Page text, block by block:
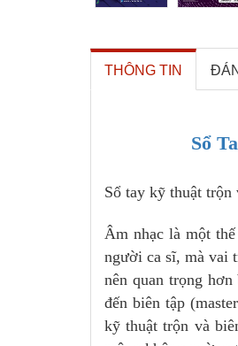
THÔNG TIN
Sổ
Sổ tay kỹ thuật trộn
Âm nhạc là một
người ca sĩ, mà vai
nên quan trọng
đến biên tập
kỹ thuật trộn và